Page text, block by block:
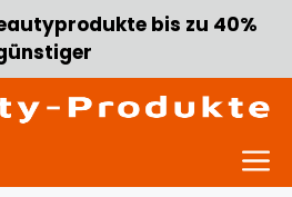
bis zu 40%
Menü